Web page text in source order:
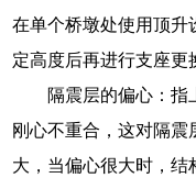
在单个桥墩处使用顶升
定高度后再进行支座更
隔震层的偏心：指
刚心不重合，这对隔
大，当偏心很大时，结